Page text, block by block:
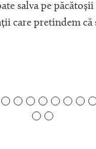
salva pe păcătoșii
care pretindem că